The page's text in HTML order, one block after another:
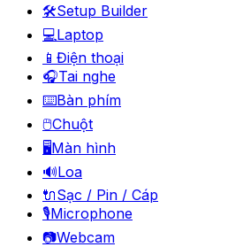
🛠️Setup Builder
💻Laptop
📱 Điện thoại
🎧Tai nghe
⌨️Bàn phím
🖱️Chuột
🖥️Màn hình
🔊Loa
🔌Sạc / Pin / Cáp
🎙️Microphone
📷Webcam